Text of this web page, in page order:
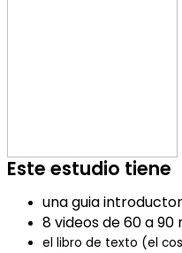
Este estudio tiene
una guia
8 videos de 60 a
el libro de texto (el